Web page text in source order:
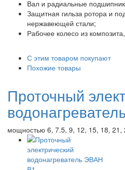
Вал и радиальные
Защитная гильза ротора и
нержавеющей стали;
Рабочее колесо из
С этим товаром покупают
Похожие товары
Проточный
мощностью 6, 7.5, 9, 12, 15, 18, 21,